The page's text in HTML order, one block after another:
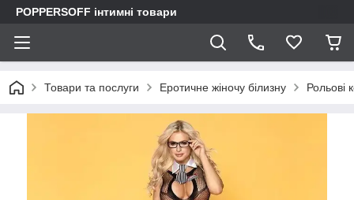
POPPERSOFF інтимні товари
Товари та послуги Еротичне жіночу білизну Рольові